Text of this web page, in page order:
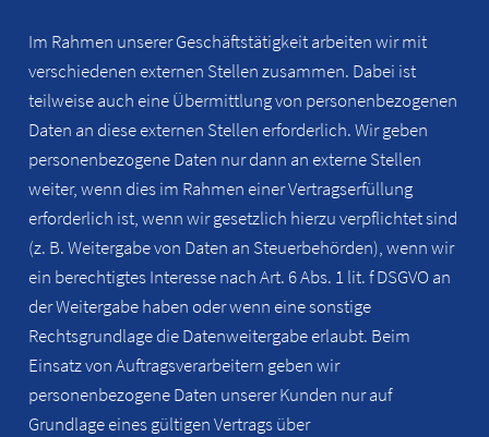
Im Rahmen unserer Geschäftstätigkeit arbeiten wir mit
verschiedenen externen Stellen zusammen. Dabei ist
teilweise auch eine Übermittlung von personenbezogenen
Daten an diese externen Stellen erforderlich. Wir geben
personenbezogene Daten nur dann an externe Stellen
weiter, wenn dies im Rahmen einer Vertragserfüllung
erforderlich ist, wenn wir gesetzlich hierzu verpflichtet sind
(z. B. Weitergabe von Daten an Steuerbehörden), wenn wir
ein berechtigtes Interesse nach Art. 6 Abs. 1 lit. f DSGVO an
der Weitergabe haben oder wenn eine sonstige
Rechtsgrundlage die Datenweitergabe erlaubt. Beim
Einsatz von Auftragsverarbeitern geben wir
personenbezogene Daten unserer Kunden nur auf
Grundlage eines gültigen Vertrags über